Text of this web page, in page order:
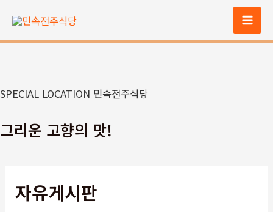
츠
너
기
Main
SPECIAL LOCATION 민속전주식당
그리운 고향의 맛!
자유게시판